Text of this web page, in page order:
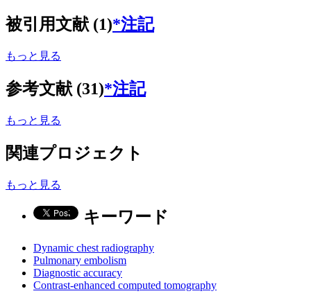
被引用文献 (1)*注記
もっと見る
参考文献 (31)*注記
もっと見る
関連プロジェクト
もっと見る
キーワード
Dynamic chest radiography
Pulmonary embolism
Diagnostic accuracy
Contrast-enhanced computed tomography